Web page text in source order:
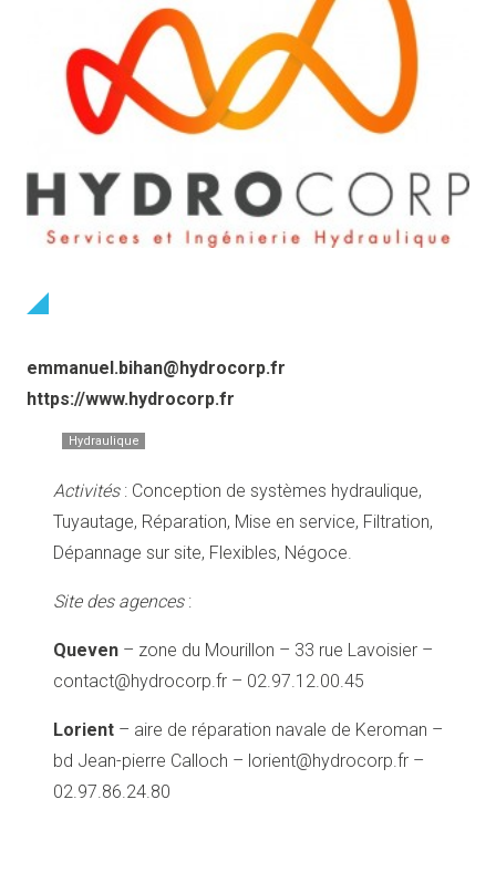
emmanuel.bihan@hydrocorp.fr
https://www.hydrocorp.fr
Hydraulique
Activités: Conception de systèmes hydraulique,
Tuyautage, Réparation, Mise en service, Filtration,
Dépannage sur site, Flexibles, Négoce.
Site des agences:
Queven – zone du Mourillon – 33 rue Lavoisier –
contact@hydrocorp.fr – 02.97.12.00.45
Lorient – aire de réparation navale de Keroman –
bd Jean-pierre Calloch – lorient@hydrocorp.fr –
02.97.86.24.80